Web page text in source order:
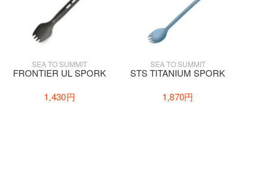
SEA TO SUMMIT
FRONTIER UL SPORK
1,430円
SEA TO SUMMIT
STS TITANIUM SPORK
1,870円